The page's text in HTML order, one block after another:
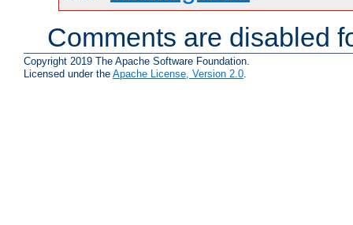
Comments are disabled
Copyright 2019 The Apache Software Foundation.
Licensed under the Apache License, Version 2.0.